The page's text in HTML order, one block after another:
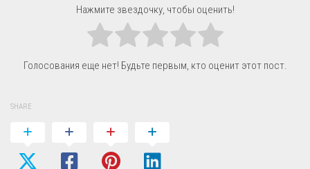
Нажмите звездочку, чтобы оценить!
Голосования еще нет! Будьте первым, кто оценит этот пост.
SHARE